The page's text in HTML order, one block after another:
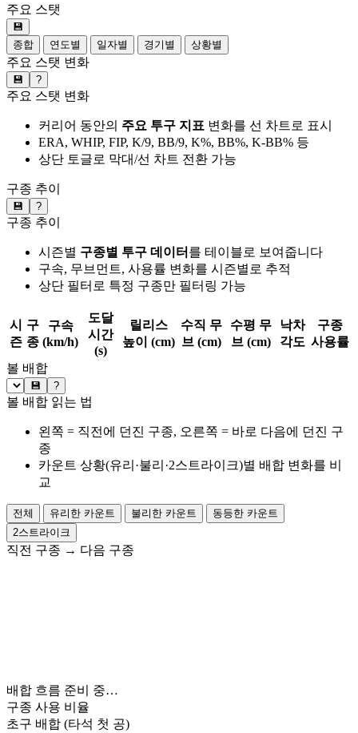
주요 스탯
💾
종합
연도별 일자별 경기별 상황별
주요 스탯 변화
💾 ?
주요 스탯 변화
커리어 동안의 주요 투구 지표 변화를 선 차트로 표시
ERA, WHIP, FIP, K/9, BB/9, K%, BB%, K-BB% 등
상단 토글로 막대/선 차트 전환 가능
구종 추이
💾 ?
구종 추이
시즌별 구종별 투구 데이터 를 테이블로 보여줍니다
구속, 무브먼트, 사용률 변화를 시즌별로 추적
상단 필터로 특정 구종만 필터링 가능
시
즌
구
종
구속
(km/h)
도달
시간
(s)
릴리스
높이 (cm)
수직 무
브 (cm)
수평 무
브 (cm)
낙차
각도
구종
사용률
볼 배합
💾 ?
볼 배합 읽는 법
왼쪽 = 직전에 던진 구종, 오른쪽 = 바로 다음에 던진 구
종
카운트 상황(유리·불리·2스트라이크)별 배합 변화를 비
교
전체 유리한 카운트 불리한 카운트
동등한 카운트
2스트라이크
직전 구종 → 다음 구종
배합 흐름 준비 중…
구종 사용 비율
초구 배합 (타석 첫 공)